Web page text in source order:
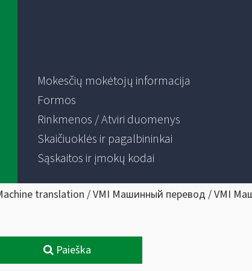
Mokesčių mokėtojų informacija
Formos
Rinkmenos / Atviri duomenys
Skaičiuoklės ir pagalbininkai
Sąskaitos ir įmokų kodai
translation / VMI Машинный перевод / VMI
Paieška